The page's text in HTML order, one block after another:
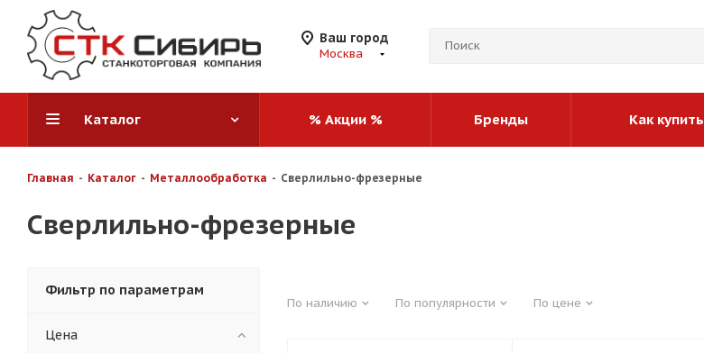
Ваш город
Москва
Каталог % Акции % Бренды Как купить
Главная - Каталог - Металлообработка - Сверлильно-фрезерные
Сверлильно-фрезерные
По наличию По популярности По цене
Фильтр по параметрам
Цена